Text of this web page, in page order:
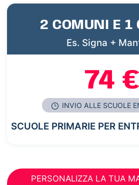
2 COMUNI E 1
Es. Signa +
74 €
INVIO ALLE SCUOLE
SCUOLE PRIMARIE PER
PERSONALIZZA LA TUA